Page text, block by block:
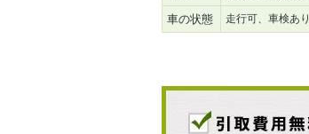
車の状態
走行可、車検あり